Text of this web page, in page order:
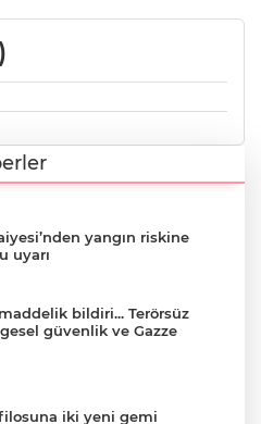
yangın riskine
uyarı
bildiri... Terörsüz
güvenlik ve Gazze
filosuna iki yeni gemi